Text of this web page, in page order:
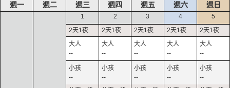
週一 週二 週三 週四 週五 週六 週日
1
--
--
2
--
--
3
--
--
4
--
--
5
--
--